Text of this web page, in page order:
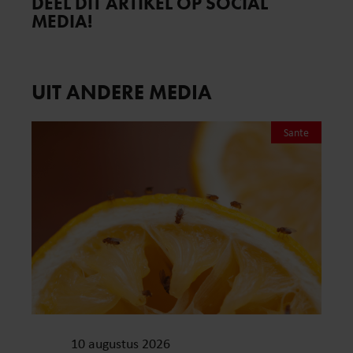
MEDIA!
UIT ANDERE MEDIA
Sante
10 augustus 2026